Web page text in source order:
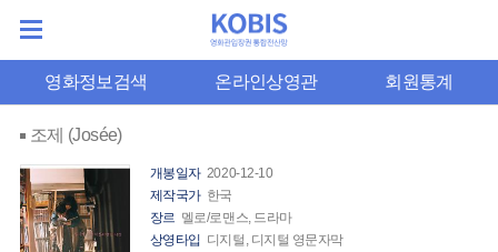
영화정보검색 온라인상영관 회원통계
조제 (Josée)
개봉일자 2020-12-10
제작국가 한국
장르 멜로/로맨스, 드라마
상영타입 디지털, 디지털 영문자막